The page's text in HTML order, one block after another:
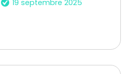
19 septembre 2025